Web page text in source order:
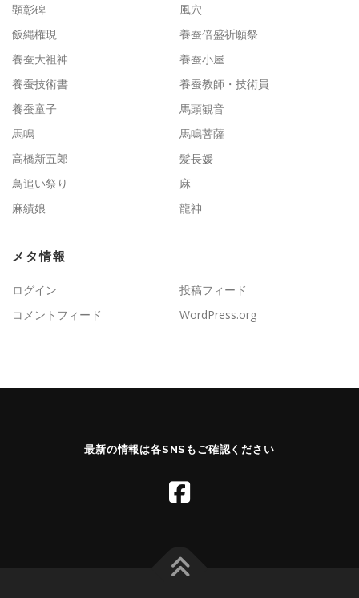
顕彰碑
風穴
飯縄権現
養蚕倍盛祈願祭
養蚕大祖神
養蚕小屋
養蚕技術書
養蚕教師・技術員
養蚕童子
馬頭観音
馬鳴
馬鳴菩薩
高橋新五郎
髪長媛
鳥追い祭り
麻
麻績娘
龍神
メタ情報
ログイン
投稿フィード
コメントフィード
WordPress.org
最新の情報は各SNSもご確認ください